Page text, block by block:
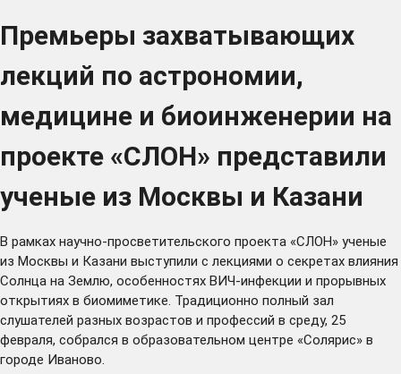
Премьеры захватывающих
лекций по астрономии,
медицине и биоинженерии на
проекте «СЛОН» представили
ученые из Москвы и Казани
В рамках научно-просветительского проекта «СЛОН» ученые
из Москвы и Казани выступили с лекциями о секретах влияния
Солнца на Землю, особенностях ВИЧ-инфекции и прорывных
открытиях в биомиметике. Традиционно полный зал
слушателей разных возрастов и профессий в среду, 25
февраля, собрался в образовательном центре «Солярис» в
городе Иваново.